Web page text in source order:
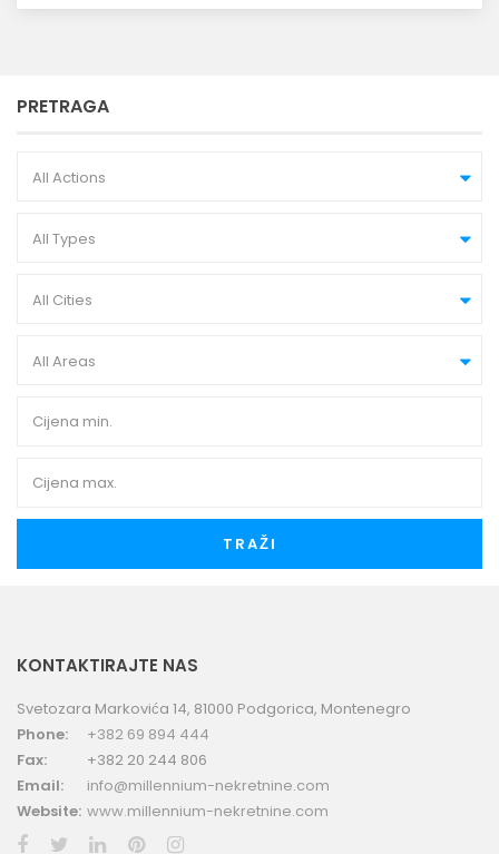
PRETRAGA
All Actions
All Types
All Cities
All Areas
TRAŽI
KONTAKTIRAJTE NAS
Svetozara Markovića 14, 81000 Podgorica, Montenegro
Phone:
+382 69 894 444
Fax:
+382 20 244 806
Email:
info@millennium-nekretnine.com
Website: www.millennium-nekretnine.com